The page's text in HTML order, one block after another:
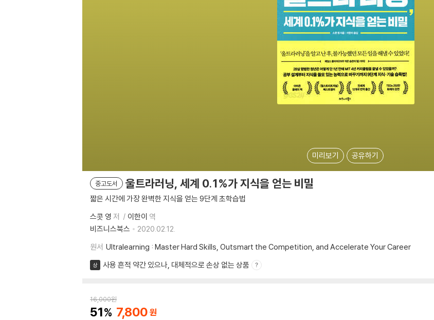
미리보기 공유하기
중고도서 울트라러닝, 세계 0.1%가 지식을 얻는 비밀
짧은 시간에 가장 완벽한 지식을 얻는 9단계 초학습법
스콧 영 저 이한이 역
비즈니스북스
2020.02.12.
원서 Ultralearning : Master Hard Skills, Outsmart the Competition, and Accelerate Your Career
상 사용 흔적 약간 있으나, 대체적으로 손상 없는 상품
16,000원
51 7,800